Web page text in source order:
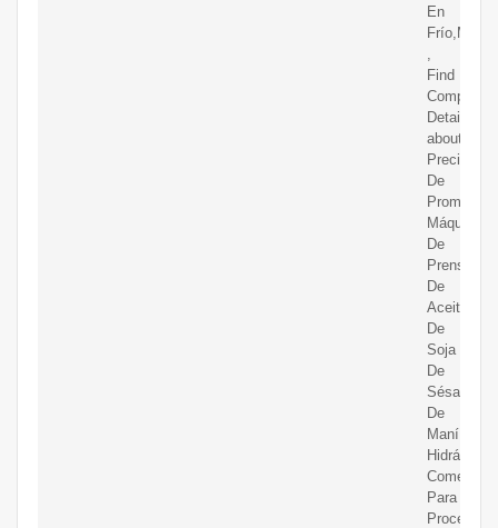
En
Find
Complete
Details
about
Precio
De
Promoción
Máquina
De
Prensa
De
Aceite
De
Soja
De
Sésamo
De
Maní
Hidráulico
Comercial
Para
Procesar